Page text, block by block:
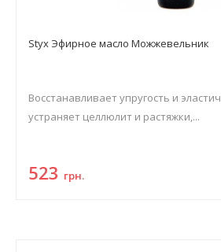
Styx Эфирное масло Можжевельник
Восстанавливает упругость и
устраняет целлюлит и растяжки,...
523 грн.